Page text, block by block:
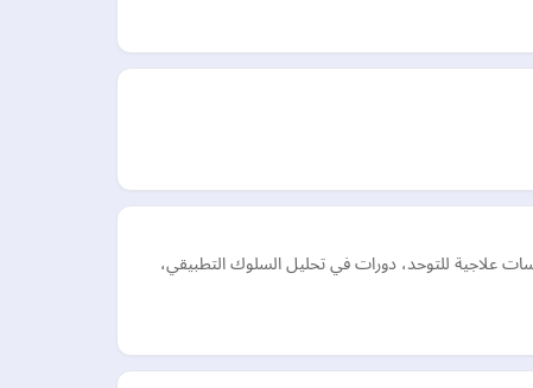
علاجية للتوحد، دورات في تحليل السلوك التطبيقي،